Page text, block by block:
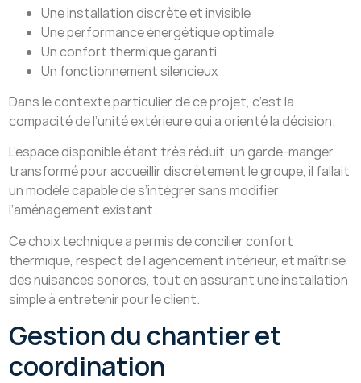
Une installation discrète et invisible
Une performance énergétique optimale
Un confort thermique garanti
Un fonctionnement silencieux
Dans le contexte particulier de ce projet, c’est la
compacité de l’unité extérieure qui a orienté la décision.
L’espace disponible étant très réduit, un garde-manger
transformé pour accueillir discrètement le groupe, il fallait
un modèle capable de s’intégrer sans modifier
l’aménagement existant.
Ce choix technique a permis de concilier confort
thermique, respect de l’agencement intérieur, et maîtrise
des nuisances sonores, tout en assurant une installation
simple à entretenir pour le client.
Gestion du chantier et
coordination